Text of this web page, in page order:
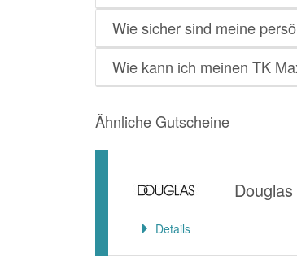
Wie sicher sind meine
Wie kann ich meinen TK
Ähnliche Gutscheine
Details